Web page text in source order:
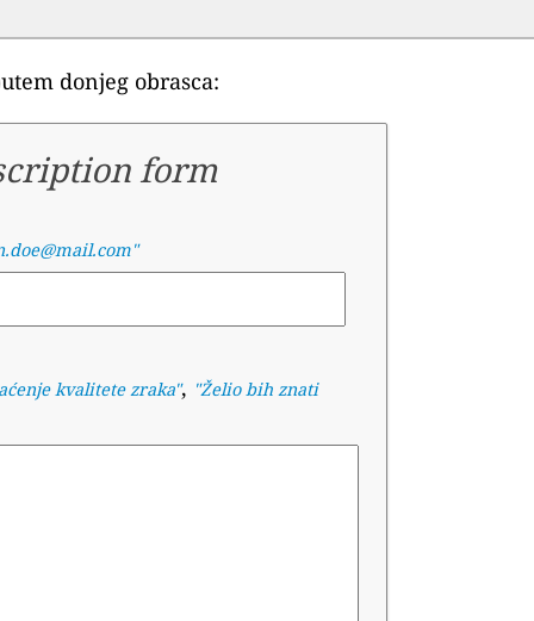
donjeg obrasca:
form
kvalitete zraka", "Želio bih znati